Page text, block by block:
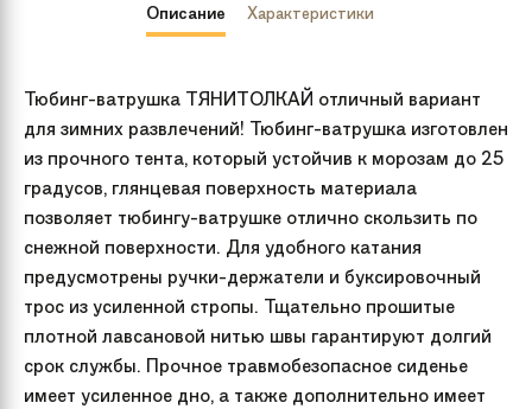
Описание Характеристики
Тюбинг-ватрушка ТЯНИТОЛКАЙ отличный вариант
для зимних развлечений! Тюбинг-ватрушка изготовлен
из прочного тента, который устойчив к морозам до 25
градусов, глянцевая поверхность материала
позволяет тюбингу-ватрушке отлично скользить по
снежной поверхности. Для удобного катания
предусмотрены ручки-держатели и буксировочный
трос из усиленной стропы. Тщательно прошитые
плотной лавсановой нитью швы гарантируют долгий
срок службы. Прочное травмобезопасное сиденье
имеет усиленное дно, а также дополнительно имеет